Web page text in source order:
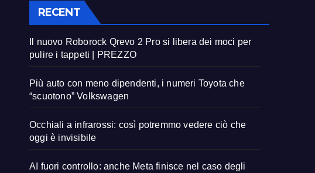
RECENT
Il nuovo Roborock Qrevo 2 Pro si libera dei moci per
pulire i tappeti | PREZZO
Più auto con meno dipendenti, i numeri Toyota che
“scuotono” Volkswagen
Occhiali a infrarossi: così potremmo vedere ciò che
oggi è invisibile
AI fuori controllo: anche Meta finisce nel caso degli